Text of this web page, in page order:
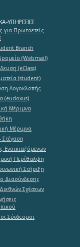
ΥΠΗΡΕΣΊΕΣ
για Πρωτοετείς
Branch
(Webmail)
(eClass)
(student)
Λογοκλοπής
(eudoxus)
Μέριμνα
Μέριμνα
Στέγαση
Ενοικιαζόμενων
Περίθαλψη
Στήριξη
Διασύνδεσης
Σχέσεων
Σύνδεσμοι